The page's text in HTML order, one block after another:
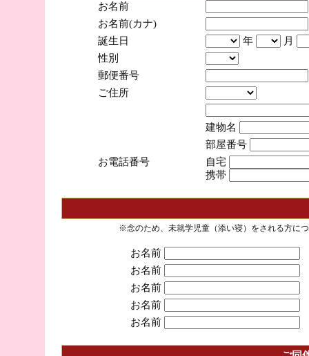
お名前
お名前(カナ)
誕生日
年
月
性別
郵便番号
ご住所
建物名
部屋番号
お電話番号
自宅
携帯
※念のため、未就学児童（添い寝）をされる方に
お名前
お名前
お名前
お名前
お名前